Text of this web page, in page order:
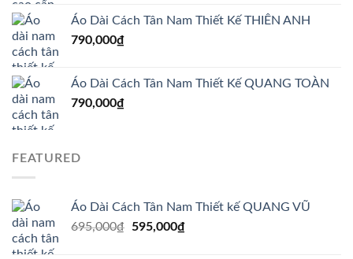
Áo Dài Cách Tân Nam Thiết Kế THIÊN ANH
790,000₫
Áo Dài Cách Tân Nam Thiết Kế QUANG TOÀN
790,000₫
FEATURED
Áo Dài Cách Tân Nam Thiết kế QUANG VŨ
695,000₫
Giá
595,000₫Giá